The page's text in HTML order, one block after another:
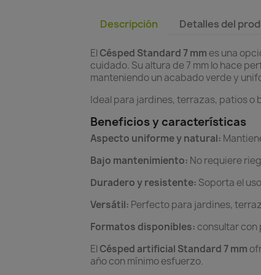
Descripción Detalles del
El Césped Standard 7 mm es una
cuidado. Su altura de 7 mm lo hace
manteniendo un acabado verde y
Ideal para jardines, terrazas, patios
Beneficios y características
Aspecto uniforme y natural:
Bajo mantenimiento: No requiere
Duradero y resistente: Soporta el
Versátil: Perfecto para jardines,
Formatos disponibles: consultar con
El Césped artificial Standard 7 mm
año con mínimo esfuerzo.